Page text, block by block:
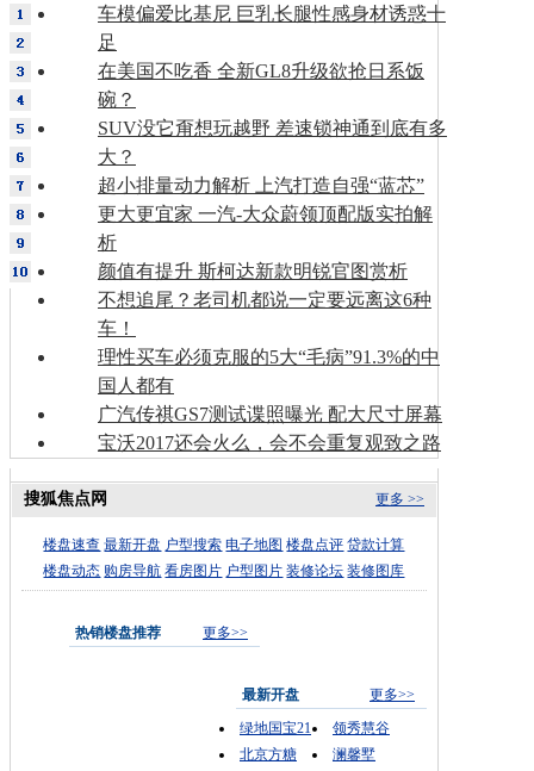
车模偏爱比基尼 巨乳长腿性感身材诱惑十
足
在美国不吃香 全新GL8升级欲抢日系饭
碗？
SUV没它甭想玩越野 差速锁神通到底有多
大？
超小排量动力解析 上汽打造自强“蓝芯”
更大更宜家 一汽-大众蔚领顶配版实拍解
析
颜值有提升 斯柯达新款明锐官图赏析
不想追尾？老司机都说一定要远离这6种
车！
理性买车必须克服的5大“毛病”91.3%的中
国人都有
广汽传祺GS7测试谍照曝光 配大尺寸屏幕
宝沃2017还会火么，会不会重复观致之路
更多 >>
搜狐焦点网
楼盘速查 最新开盘 户型搜索 电子地图 楼盘点评 贷款计算
楼盘动态 购房导航 看房图片 户型图片 装修论坛 装修图库
热销楼盘推荐 更多>>
最新开盘
更多>>
绿地国宝21
领秀慧谷
北京方糖
澜馨墅